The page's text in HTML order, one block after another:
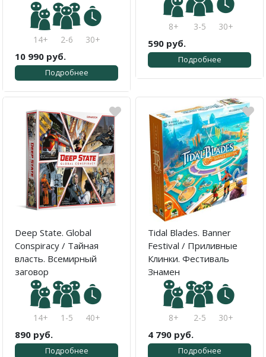
14+ 2-6 30+
10 990 руб.
Подробнее
8+ 3-5 30+
590 руб.
Подробнее
Deep State. Global
Conspiracy / Тайная
власть. Всемирный
заговор
14+ 1-5 40+
890 руб.
Подробнее
Tidal Blades. Banner
Festival / Приливные
Клинки. Фестиваль
Знамен
8+ 2-5 30+
4 790 руб.
Подробнее